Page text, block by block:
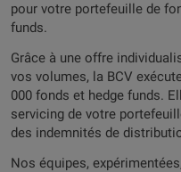
pour votre portefeuille de
funds.
Grâce à une offre
vos volumes, la BCV
000 fonds et hedge funds.
servicing de votre
des indemnités de
Nos équipes,